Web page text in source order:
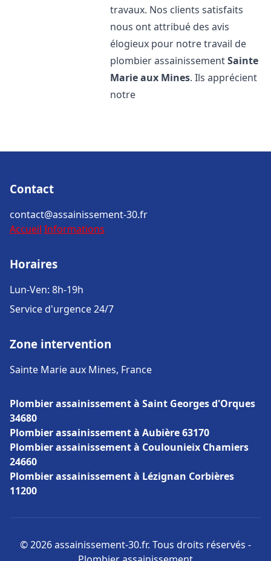
travaux. Nos clients satisfaits
nous ont attribué des avis
élogieux pour notre travail de
plombier assainissementSainte
Marie aux Mines. Ils apprécient
notre
Contact
contact@assainissement-30.fr
Accueil Informations
Horaires
Lun-Ven: 8h-19h
Service d'urgence 24/7
Zone intervention
Sainte Marie aux Mines, France
Plombier assainissement à Saint Georges d'Orques
34680
Plombier assainissement à Aubière 63170
Plombier assainissement à Coulounieix Chamiers
24660
Plombier assainissement à Lézignan Corbières
11200
© 2026 assainissement-30.fr. Tous droits réservés -